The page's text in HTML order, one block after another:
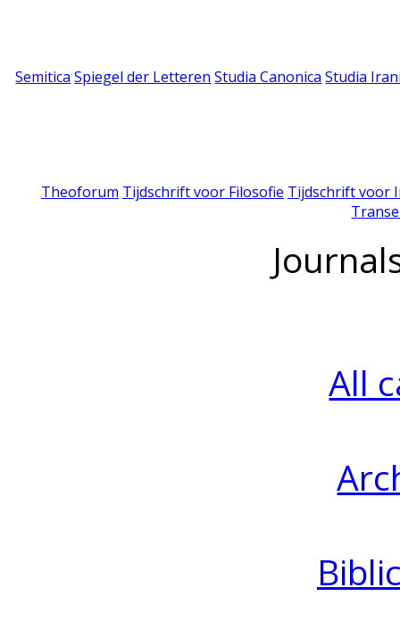
Semitica Spiegel der Letteren Studia Canonica Studia
Theoforum Tijdschrift voor Filosofie Tijdschrift voor
All